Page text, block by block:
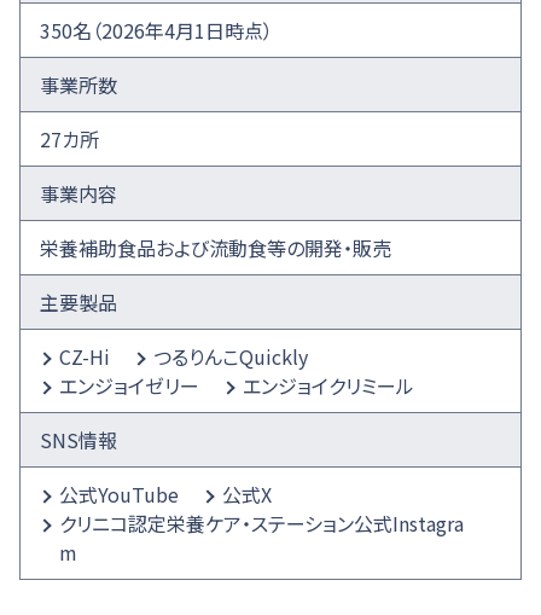
350名（2026年4月1日時点）
事業所数
27カ所
事業内容
栄養補助食品および流動食等の開発・販売
主要製品
CZ-Hi
つるりんこQuickly
エンジョイゼリー
エンジョイクリミール
SNS情報
公式YouTube
公式X
クリニコ認定栄養ケア・ステーション公式Instagra
m